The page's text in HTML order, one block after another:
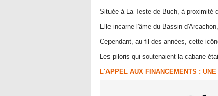
Située à La Teste-de-Buch, à proximité
Elle incarne l'âme du Bassin
Cependant, au fil des années, cette
Les piloris qui soutenaient la cabane
L'APPEL AUX FINANCEMENTS :